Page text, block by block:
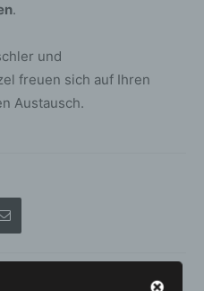
.
und
freuen sich auf Ihren
Austausch.